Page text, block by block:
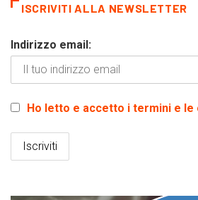
ISCRIVITI ALLA NEWSLETTER
Indirizzo email:
Ho letto e accetto i termini e le